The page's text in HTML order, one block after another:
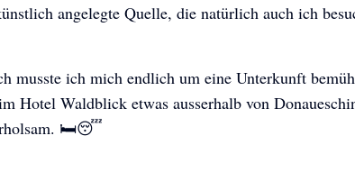
angelegte Quelle, die natürlich auch ich
musste ich mich endlich um eine Unterkunft
Hotel Waldblick etwas ausserhalb von
🛏️😴